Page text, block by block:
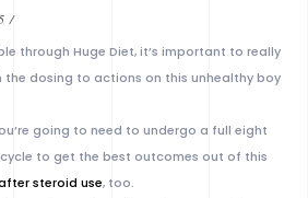
/
through Huge Diet, it’s important to really
the dosing to actions on this unhealthy boy
going to need to undergo a full eight
cycle to get the best outcomes out of this
steroid use, too.